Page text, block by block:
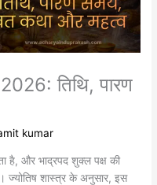
तिथि, पारण
kumar
है, और भाद्रपद शुक्ल पक्ष की
ज्योतिष शास्त्र के अनुसार, इस